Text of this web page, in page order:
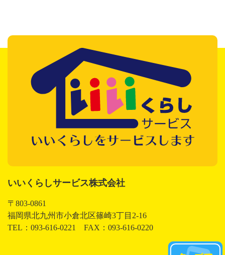
いいくらしサービス株式会社
〒803-0861
福岡県北九州市小倉北区篠崎3丁目2-16
TEL：093-616-0221 FAX：093-616-0220